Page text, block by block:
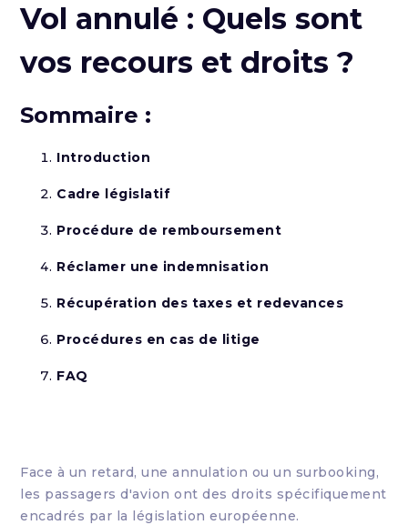
Vol annulé : Quels sont
vos recours et droits ?
Sommaire :
Introduction
Cadre législatif
Procédure de remboursement
Réclamer une indemnisation
Récupération des taxes et redevances
Procédures en cas de litige
FAQ
Face à un retard, une annulation ou un surbooking,
les passagers d'avion ont des droits spécifiquement
encadrés par la législation européenne.